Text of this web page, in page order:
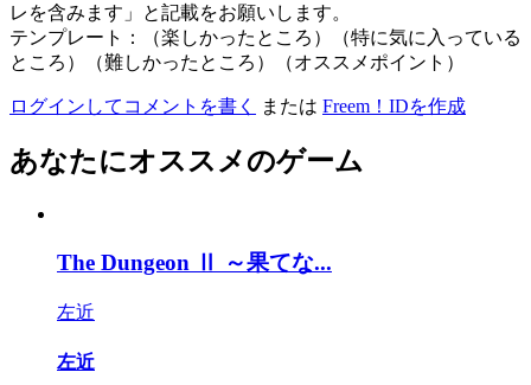
レを含みます」と記載をお願いします。
テンプレート：（楽しかったところ）（特に気に入っている
ところ）（難しかったところ）（オススメポイント）
ログインしてコメントを書く または Freem！IDを作成
あなたにオススメのゲーム
The Dungeon Ⅱ ～果てな...
左近
左近